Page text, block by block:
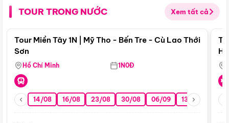
TOUR TRONG NƯỚC Xem tất cả
Điểm nổi bật
Tour Miền Tây 1N | Mỹ Tho - Bến Tre - Cù Lao Thới
Sơn
Hồ Chí Minh 1N0Đ
14/08 16/08 23/08 30/08 06/09 13/09 20/09